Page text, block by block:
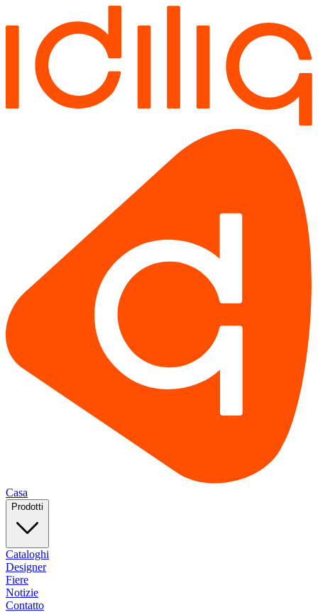
Casa
Prodotti
Cataloghi
Designer
Fiere
Notizie
Contatto